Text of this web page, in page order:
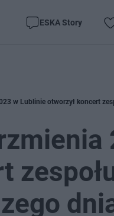
ESKA Story
w Lublinie otworzył koncert